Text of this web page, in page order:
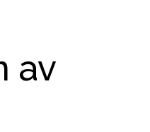
av